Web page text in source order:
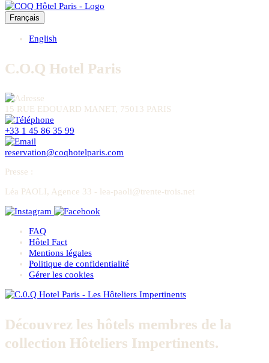
Français
English
C.O.Q Hotel Paris
15 RUE EDOUARD MANET, 75013 PARIS
+33 1 45 86 35 99
reservation@coqhotelparis.com
Presse :
Léa PAOLI, Agence 33 - lea-paoli@trente-trois.net
FAQ
Hôtel Fact
Mentions légales
Politique de confidentialité
Gérer les cookies
Découvrez les hôtels membres de la
collection Hôteliers Impertinents.